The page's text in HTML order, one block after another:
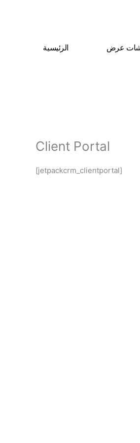
الرئيسية
عرض
Client Portal
[jetpackcrm_clientportal]